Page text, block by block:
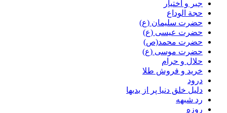
جبر و اختیار
حجة الوداع
حضرت سلیمان (ع)
حضرت عیسی (ع)
حضرت محمد(ص)
حضرت موسی (ع)
حلال و حرام
خرید و فروش طلا
درود
دلیل خلق دنیا پر از بدیها
رد شبهه
روزه